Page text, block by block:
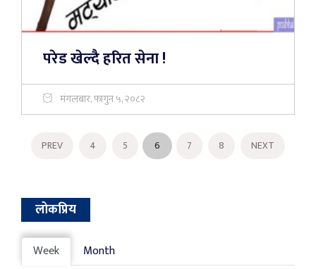
परेड खेल्दै हरित सेना !
मंगलबार, फागुन ५, २०८२
PREV 4 5 6 7 8 NEXT
लोकप्रिय
Week Month